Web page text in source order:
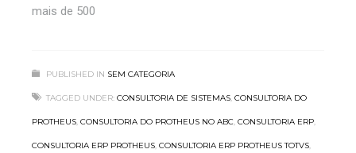
mais de 500
PUBLISHED IN SEM CATEGORIA
TAGGED UNDER: CONSULTORIA DE SISTEMAS, CONSULTORIA DO
PROTHEUS, CONSULTORIA DO PROTHEUS NO ABC, CONSULTORIA ERP,
CONSULTORIA ERP PROTHEUS, CONSULTORIA ERP PROTHEUS TOTVS,